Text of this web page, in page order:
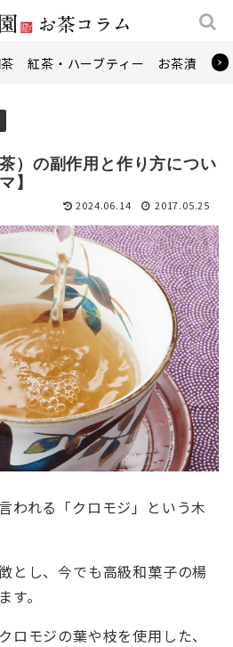
紅茶・ハーブティー お茶漬け
）の副作用と作り方につい
】
2024.06.14 2017.05.25
われる「クロモジ」という木
とし、今でも高級和菓子の楊
。
ロモジの葉や枝を使用した、